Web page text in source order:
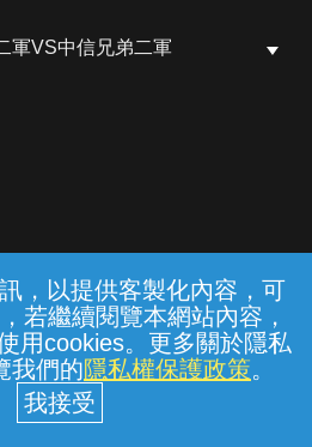
，以提供客製化內容，可
若繼續閱覽本網站內容，
用cookies。更多關於隱私
我們的隱私權保護政策。
軍VS中信兄弟二軍
服務條款 隱私權保護
限公司個人家庭分公司
96979949) © 2026
{{notifyMsg}}